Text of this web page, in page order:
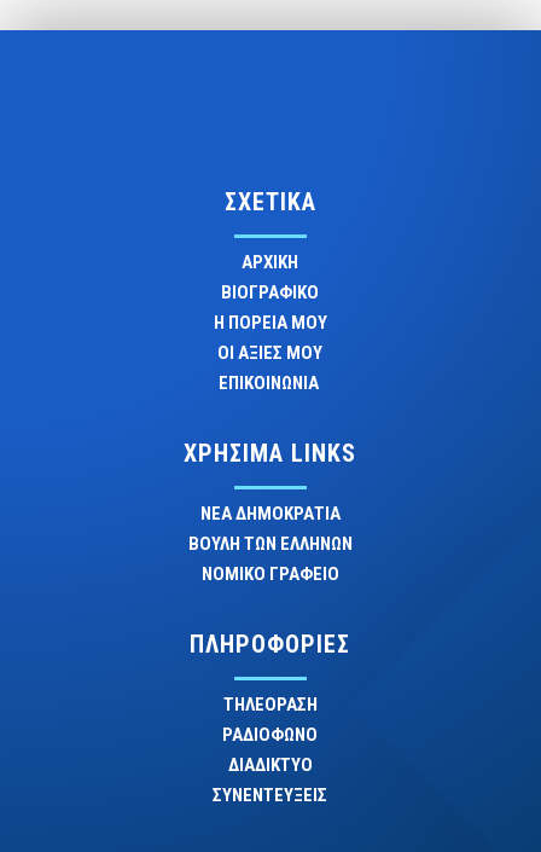
ΣΧΕΤΙΚΑ
ΑΡΧΙΚΗ
ΒΙΟΓΡΑΦΙΚΟ
Η ΠΟΡΕΙΑ ΜΟΥ
ΟΙ ΑΞΙΕΣ ΜΟΥ
ΕΠΙΚΟΙΝΩΝΙΑ
ΧΡΗΣΙΜΑ LINKS
ΝΕΑ ΔΗΜΟΚΡΑΤΙΑ
ΒΟΥΛΗ ΤΩΝ ΕΛΛΗΝΩΝ
ΝΟΜΙΚΟ ΓΡΑΦΕΙΟ
ΠΛΗΡΟΦΟΡΙΕΣ
ΤΗΛΕΟΡΑΣΗ
ΡΑΔΙΟΦΩΝΟ
ΔΙΑΔΙΚΤΥΟ
ΣΥΝΕΝΤΕΥΞΕΙΣ